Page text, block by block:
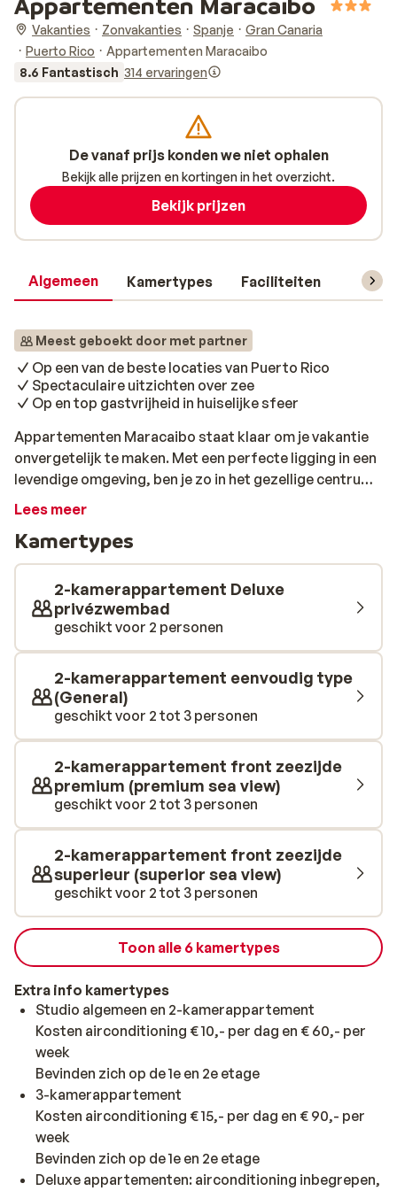
Vakanties Zonvakanties Spanje
Gran Canaria
Puerto Rico
Appartementen Maracaibo
8.6 Fantastisch 314 ervaringen
Algemeen Kamertypes Faciliteiten
Meest geboekt door met partner
Op een van de beste locaties van Puerto Rico
Spectaculaire uitzichten over zee
Op en top gastvrijheid in huiselijke sfeer
Appartementen Maracaibo staat klaar om je vakantie
onvergetelijk te maken. Met een perfecte ligging in een
levendige omgeving, ben je zo in het gezellige centrum
en op het heerlijke strand van Puerto Rico. De
een optimale comfort. Daarnaast zijn de uitzichten
over zee zijn werkelijk prachtig. Ook zal het uiterst
gastvrije personeel je niet ontgaan, want al tientallen
jaren wordt Aparthotel Maracaibo gerund door de
uiterst gastvrije familie García Mendoza. Bij het
zwembad kun je heerlijk zonnen en relaxen met een
goed boek en een lekker drankje. Het prachtige uitzicht
op Puerto Rico maakt het plaatje compleet. Na zo’n
heerlijke dag kun je aanschuiven in het restaurant van
Maracaibo. Hier kun je genieten van traditionele
bereid. Daarnaast is zo’n avond ook heel gezellig! Wil je
ook graag andere plaatsen van Gran Canaria
ontdekken? Ga dan eens een dagje naar Puerto de
haven. Vooral de terrasjes aan de haven zijn de moeite
waard. Maar maak ook een wandeling door het dorp.
Pittoreske huisjes in leuke nauwe straatjes, dat is nog
eens wat anders dan Puerto Rico!
Lees meer
Kamertypes
2-kamerappartement Deluxe
privézwembad
geschikt voor 2 personen
2-kamerappartement eenvoudig type
(General)
geschikt voor 2 tot 3 personen
2-kamerappartement front zeezijde
premium (premium sea view)
geschikt voor 2 tot 3 personen
2-kamerappartement front zeezijde
superieur (superior sea view)
geschikt voor 2 tot 3 personen
Toon alle 6 kamertypes
Extra info kamertypes
Studio algemeen en 2-kamerappartement
Kosten airconditioning € 10,- per dag en € 60,- per
week
Bevinden zich op de 1e en 2e etage
3-kamerappartement
Kosten airconditioning € 15,- per dag en € 90,- per
week
Bevinden zich op de 1e en 2e etage
Deluxe appartementen: airconditioning inbegrepen,
De vanaf prijs konden we niet ophalen
Bekijk alle prijzen en kortingen in het overzicht.
Bekijk prijzen